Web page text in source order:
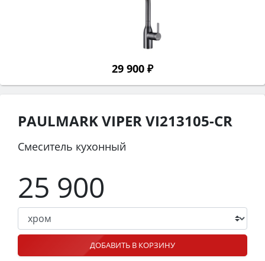
29 900 ₽
PAULMARK VIPER VI213105-CR
Смеситель кухонный
25 900
ДОБАВИТЬ В КОРЗИНУ